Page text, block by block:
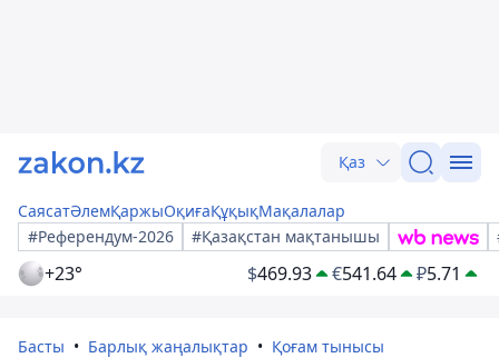
Қаз
СаясатӘлемҚаржыОқиғаҚұқықМақалалар
#Референдум-2026
#Қазақстан мақтанышы
+23° $469.93 €541.64 ₽5.71
Басты Барлық жаңалықтар Қоғам тынысы